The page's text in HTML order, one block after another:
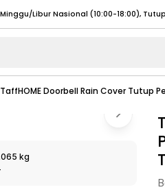
Sabtu - Minggu (08:00 - 20:00),
- Minggu/ Libur Nasional (08:00 -
- Minggu/ Libur Nasional (08:00 -
Libur Nasional (12:00-20:00),
Libur Nasional (12:00-20:00),
TaffHOME Doorbell Rain Cover Tutup
kg